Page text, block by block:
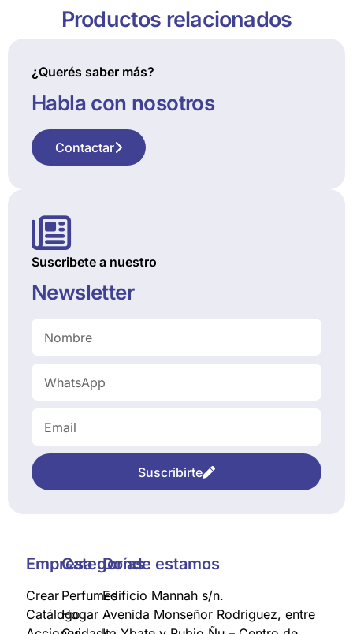
Productos relacionados
¿Querés saber más?
Habla con nosotros
Contactar
Suscribete a nuestro
Newsletter
Suscribirte
Empresa
Crear
Catálogo
Categorías
Perfumes
Hogar
Donde estamos
Edificio Mannah s/n.
Avenida Monseñor Rodriguez, entre